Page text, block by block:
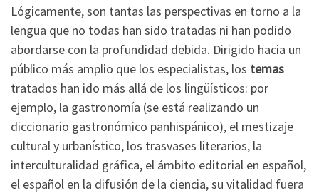
Lógicamente, son tantas las perspectivas en torno a la
lengua que no todas han sido tratadas ni han podido
abordarse con la profundidad debida. Dirigido hacia un
público más amplio que los especialistas, los temas
tratados han ido más allá de los lingüísticos: por
ejemplo, la gastronomía (se está realizando un
diccionario gastronómico panhispánico), el mestizaje
cultural y urbanístico, los trasvases literarios, la
interculturalidad gráfica, el ámbito editorial en español,
el español en la difusión de la ciencia, su vitalidad fuera